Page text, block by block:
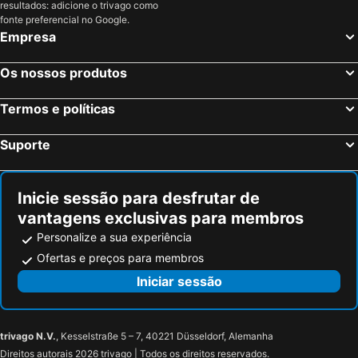
San Gimignano, Toscana Hotéis
Milão, Lombardia Hotéis
Nápoles, Campanha Hotéis
Bolonha, Emília-Romanha Hotéis
Cagliari, Sardenha Hotéis
resultados: adicione o trivago como
fonte preferencial no Google.
Empresa
Os nossos produtos
Termos e políticas
Suporte
Inicie sessão para desfrutar de
vantagens exclusivas para membros
Personalize a sua experiência
Ofertas e preços para membros
Iniciar sessão
trivago N.V., Kesselstraße 5 – 7, 40221 Düsseldorf, Alemanha
Direitos autorais 2026 trivago | Todos os direitos reservados.